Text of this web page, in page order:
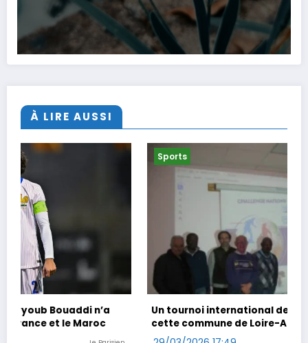
À LIRE AUSSI
Sports
Un tournoi international de foot en marchant dans
cette commune de Loire-Atlantique